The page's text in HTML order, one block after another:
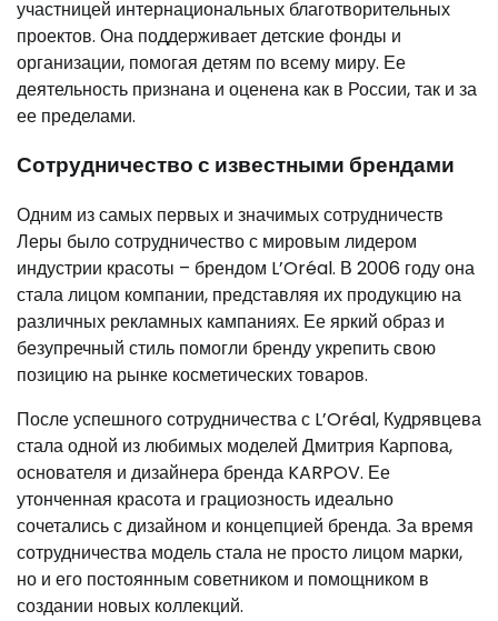
участницей интернациональных благотворительных
проектов. Она поддерживает детские фонды и
организации, помогая детям по всему миру. Ее
деятельность признана и оценена как в России, так и за
ее пределами.
Сотрудничество с известными брендами
Одним из самых первых и значимых сотрудничеств
Леры было сотрудничество с мировым лидером
индустрии красоты – брендом L’Oréal. В 2006 году она
стала лицом компании, представляя их продукцию на
различных рекламных кампаниях. Ее яркий образ и
безупречный стиль помогли бренду укрепить свою
позицию на рынке косметических товаров.
После успешного сотрудничества с L’Oréal, Кудрявцева
стала одной из любимых моделей Дмитрия Карпова,
основателя и дизайнера бренда KARPOV. Ее
утонченная красота и грациозность идеально
сочетались с дизайном и концепцией бренда. За время
сотрудничества модель стала не просто лицом марки,
но и его постоянным советником и помощником в
создании новых коллекций.